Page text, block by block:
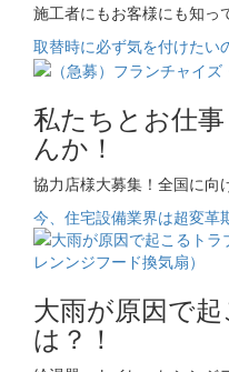
施工者にもお客様にも知っ
取替時に必ず気を付けたい
私たちとお仕
んか！
協力店様大募集！全国に向
今、住宅設備業界は超変革
大雨が原因で
は？！